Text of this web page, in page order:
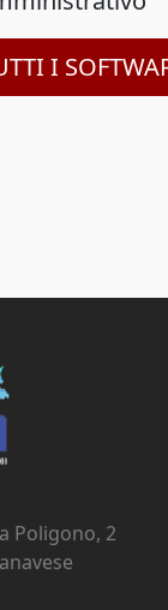
I
Poligono, 2